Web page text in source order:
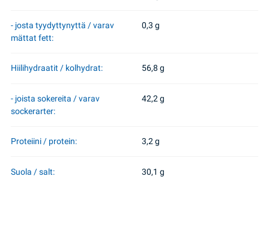
- josta tyydyttynyttä / varav
mättat fett:
0,3 g
Hiilihydraatit / kolhydrat: 56,8 g
- joista sokereita / varav
sockerarter:
42,2 g
Proteiini / protein: 3,2 g
Suola / salt: 30,1 g